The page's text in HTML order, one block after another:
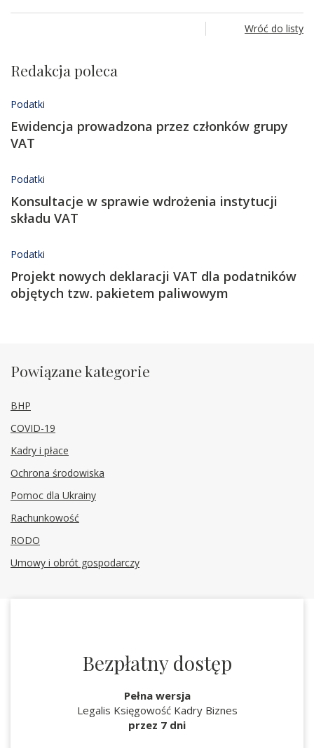
Wróć do listy
Redakcja poleca
Podatki
Ewidencja prowadzona przez członków grupy
VAT
Podatki
Konsultacje w sprawie wdrożenia instytucji
składu VAT
Podatki
Projekt nowych deklaracji VAT dla podatników
objętych tzw. pakietem paliwowym
Powiązane kategorie
BHP
COVID-19
Kadry i płace
Ochrona środowiska
Pomoc dla Ukrainy
Rachunkowość
RODO
Umowy i obrót gospodarczy
Bezpłatny dostęp
Pełna wersja
Legalis Księgowość Kadry Biznes
przez 7 dni